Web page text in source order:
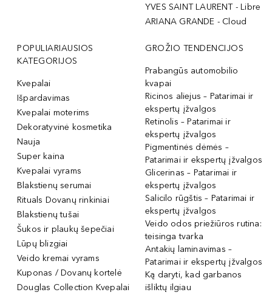
YVES SAINT LAURENT - Libre
ARIANA GRANDE - Cloud
POPULIARIAUSIOS
KATEGORIJOS
Kvepalai
Išpardavimas
Kvepalai moterims
Dekoratyvinė kosmetika
Nauja
Super kaina
Kvepalai vyrams
Blakstienų serumai
Rituals Dovanų rinkiniai
Blakstienų tušai
Šukos ir plaukų šepečiai
Lūpų blizgiai
Veido kremai vyrams
Kuponas / Dovanų kortelė
Douglas Collection Kvepalai
GROŽIO TENDENCIJOS
Prabangūs automobilio
kvapai
Ricinos aliejus – Patarimai ir
ekspertų įžvalgos
Retinolis – Patarimai ir
ekspertų įžvalgos
Pigmentinės dėmės –
Patarimai ir ekspertų įžvalgos
Glicerinas – Patarimai ir
ekspertų įžvalgos
Salicilo rūgštis – Patarimai ir
ekspertų įžvalgos
Veido odos priežiūros rutina:
teisinga tvarka
Antakių laminavimas –
Patarimai ir ekspertų įžvalgos
Ką daryti, kad garbanos
išliktų ilgiau